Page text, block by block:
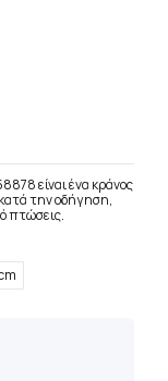
είναι ένα κράνος
την οδήγηση,
πτώσεις.